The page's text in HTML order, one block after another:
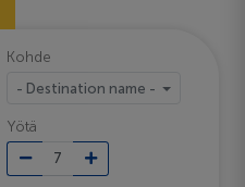
Kohde
- Destination name -
Yötä